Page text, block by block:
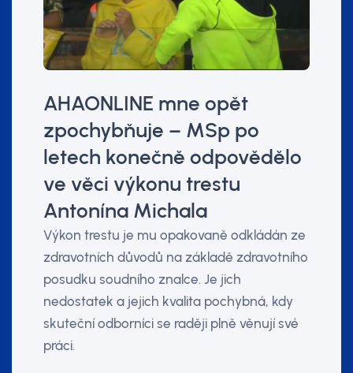
AHAONLINE mne opět
zpochybňuje – MSp po
letech konečně odpovědělo
ve věci výkonu trestu
Antonína Michala
Výkon trestu je mu opakovaně odkládán ze
zdravotních důvodů na základě zdravotního
posudku soudního znalce. Je jich
nedostatek a jejich kvalita pochybná, kdy
skuteční odborníci se raději plně věnují své
práci.